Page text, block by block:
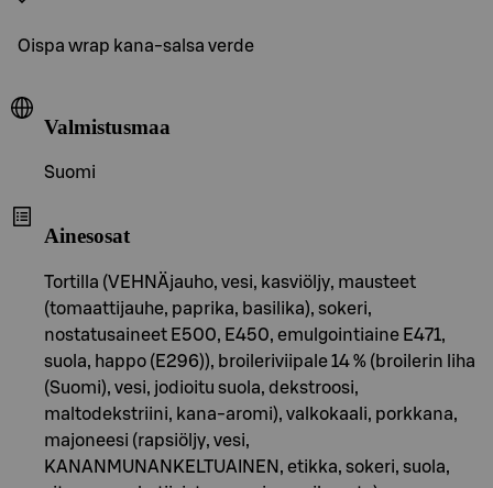
Oispa wrap kana-salsa verde
Valmistusmaa
Suomi
Ainesosat
Tortilla (VEHNÄjauho, vesi, kasviöljy, mausteet
(tomaattijauhe, paprika, basilika), sokeri,
nostatusaineet E500, E450, emulgointiaine E471,
suola, happo (E296)), broileriviipale 14 % (broilerin liha
(Suomi), vesi, jodioitu suola, dekstroosi,
maltodekstriini, kana-aromi), valkokaali, porkkana,
majoneesi (rapsiöljy, vesi,
KANANMUNANKELTUAINEN, etikka, sokeri, suola,